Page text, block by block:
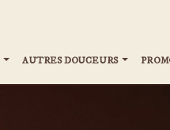
AUTRES DOUCEURS